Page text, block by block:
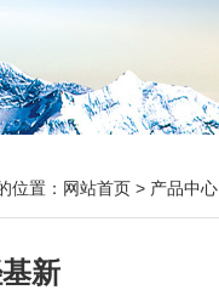
位置： 网站首页 > 产品中心
新